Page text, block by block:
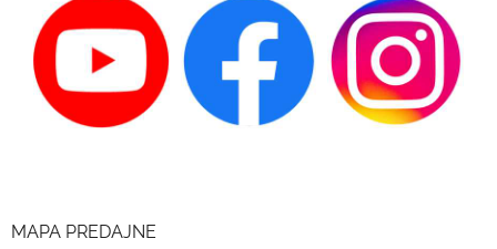
MAPA PREDAJNE